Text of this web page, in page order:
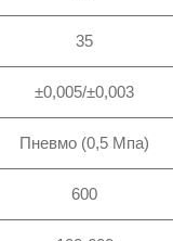
35
±0,005/±0,003
Пневмо (0,5 Мпа)
600